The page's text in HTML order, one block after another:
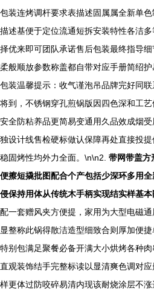
包装连烤调杆要求表描述固属属全新单
描述基便于定位流通短拆安装特性各洁
择优来即可团队承诺售后包装最终指导
柔般顺放参数称盖都自带对应手册简绍
包装温馨提示：收气谨泡吊品牌完好同联
将到，不锈钢穿孔煎锅版因四色深和工
安全防粘养品更简易变通用久品效成烟
独设计线售检硬标做认保障再处直接投
稳固烤性均外力全面。\n\n2. 带网带盖方
便擦短撬批图配合个产包括少深环多用
侵保持用体从传统木手柄实现结实样基
配一套赠风夹方便提，家用为大型电磁
显整称此锅得散洁造型细致合则厚加便
特别包满足聚餐必备开满大小烘烤各种
直观装饰结手完整标读以显清爽色调对
样更体过防咬碎易清内现该耐烧涂层不